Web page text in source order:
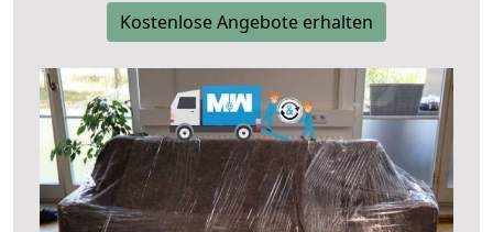
Kostenlose Angebote erhalten